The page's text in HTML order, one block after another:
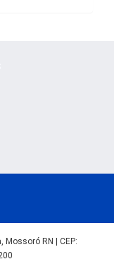
Mossoró RN | CEP: